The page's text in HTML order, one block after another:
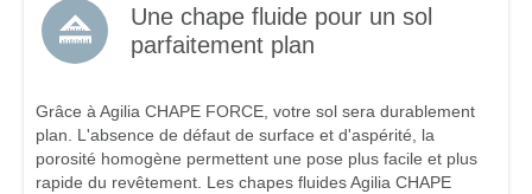
Une chape fluide pour un sol
parfaitement plan
Grâce à Agilia CHAPE FORCE, votre sol sera durablement
plan. L'absence de défaut de surface et d'aspérité, la
porosité homogène permettent une pose plus facile et plus
rapide du revêtement. Les chapes fluides Agilia CHAPE